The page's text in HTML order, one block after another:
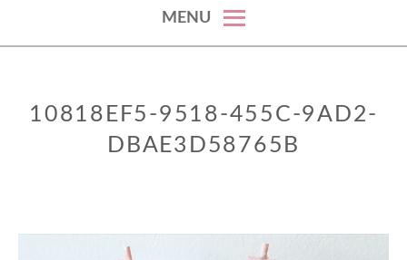
MENU
10818EF5-9518-455C-9AD2-
DBAE3D58765B